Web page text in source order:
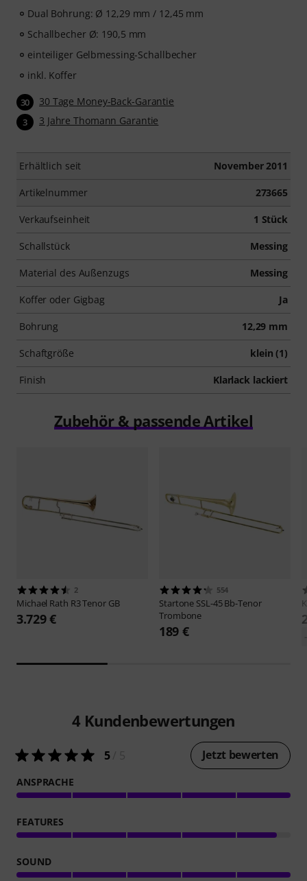
Dual Bohrung: Ø 12,29 mm / 12,45 mm
Schallbecher Ø: 190,5 mm
einteiliger Gelbmessing-Schallbecher
inkl. Koffer
30 30 Tage Money-Back-Garantie
3 3 Jahre Thomann Garantie
Erhältlich seit November 2011
Artikelnummer 273665
Verkaufseinheit 1 Stück
Schallstück Messing
Material des Außenzugs Messing
Koffer oder Gigbag Ja
Bohrung 12,29 mm
Schaftgröße klein (1)
Finish Klarlack lackiert
Zubehör & passende Artikel
2
Michael Rath R3 Tenor GB
3.729 €
554
Startone SSL-45 Bb-Tenor
Trombone
189 €
4 Kundenbewertungen
5/ 5 Jetzt bewerten
ANSPRACHE
FEATURES
SOUND